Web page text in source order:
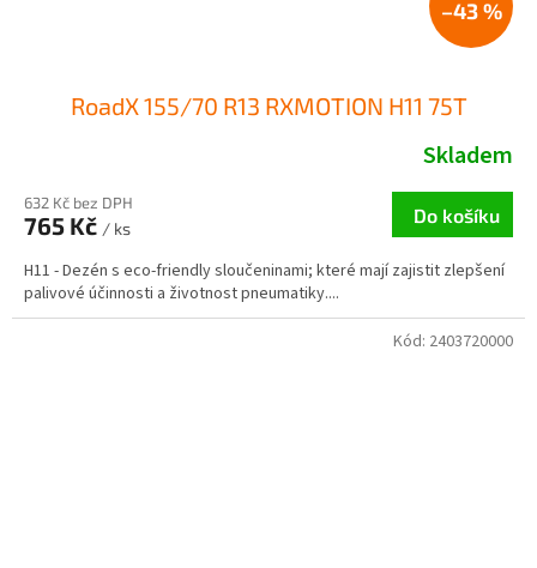
–43 %
RoadX 155/70 R13 RXMOTION H11 75T
Skladem
632 Kč bez DPH
765 Kč / ks
Do košíku
H11 - Dezén s eco-friendly sloučeninami; které mají zajistit zlepšení
palivové účinnosti a životnost pneumatiky....
Kód: 2403720000